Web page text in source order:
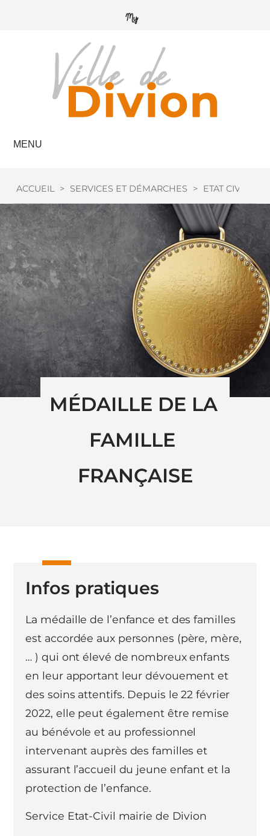
MENU
ACCUEIL > SERVICES ET DÉMARCHES > ETAT CIVIL
MÉDAILLE DE LA
FAMILLE
FRANÇAISE
Infos pratiques
La médaille de l’enfance et des familles
est accordée aux personnes (père, mère,
… ) qui ont élevé de nombreux enfants
en leur apportant leur dévouement et
des soins attentifs. Depuis le 22 février
2022, elle peut également être remise
au bénévole et au professionnel
intervenant auprès des familles et
assurant l’accueil du jeune enfant et la
protection de l’enfance.
Service Etat-Civil mairie de Divion